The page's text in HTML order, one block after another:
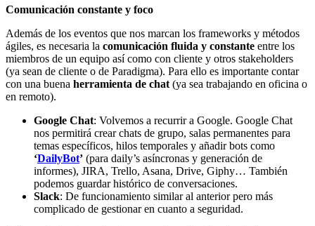
Comunicación constante y foco
Además de los eventos que nos marcan los frameworks y métodos
ágiles, es necesaria la comunicación fluida y constante entre los
miembros de un equipo así como con cliente y otros stakeholders
(ya sean de cliente o de Paradigma). Para ello es importante contar
con una buena herramienta de chat (ya sea trabajando en oficina o
en remoto).
Google Chat: Volvemos a recurrir a Google. Google Chat
nos permitirá crear chats de grupo, salas permanentes para
temas específicos, hilos temporales y añadir bots como
‘DailyBot’ (para daily’s asíncronas y generación de
informes), JIRA, Trello, Asana, Drive, Giphy… También
podemos guardar histórico de conversaciones.
Slack: De funcionamiento similar al anterior pero más
complicado de gestionar en cuanto a seguridad.